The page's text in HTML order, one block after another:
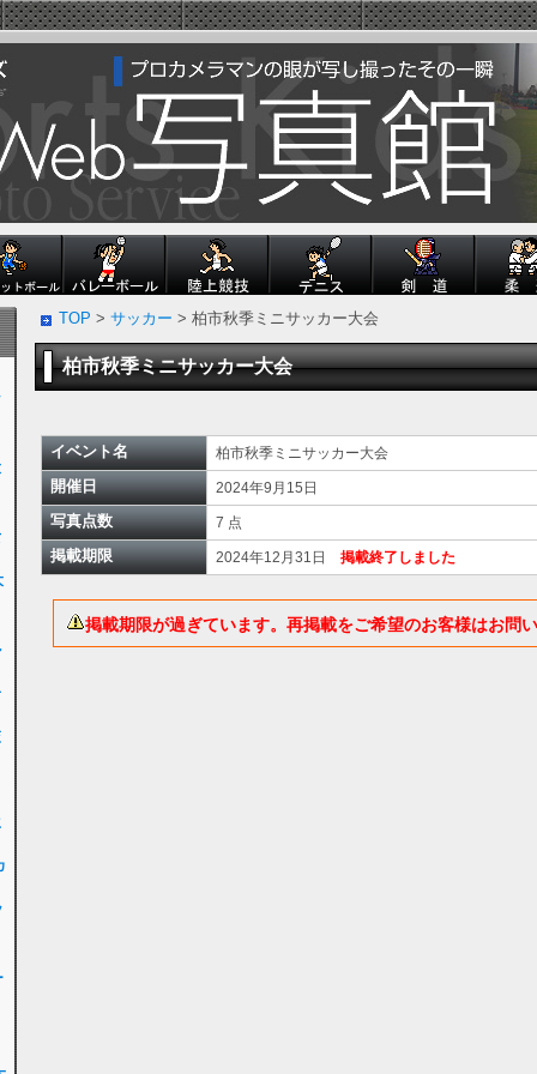
TOP > サッカー > 柏市秋季ミニサッカー大会
柏市秋季ミニサッカー大会
イベント名 柏市秋季ミニサッカー大会
開催日 2024年9月15日
写真点数 7 点
掲載期限 2024年12月31日 掲載終了しました
掲載期限が過ぎています。再掲載をご希望のお客様はお問い